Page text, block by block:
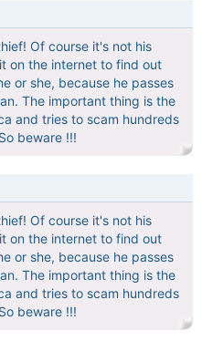
Of course it's not his
on the internet to find out
or she, because he passes
The important thing is the
and tries to scam hundreds
beware !!!
Of course it's not his
on the internet to find out
or she, because he passes
The important thing is the
and tries to scam hundreds
beware !!!